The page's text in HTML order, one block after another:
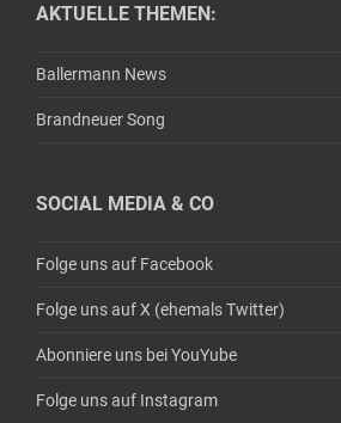
AKTUELLE THEMEN:
Ballermann News
Brandneuer Song
SOCIAL MEDIA & CO
Folge uns auf Facebook
Folge uns auf X (ehemals Twitter)
Abonniere uns bei YouYube
Folge uns auf Instagram